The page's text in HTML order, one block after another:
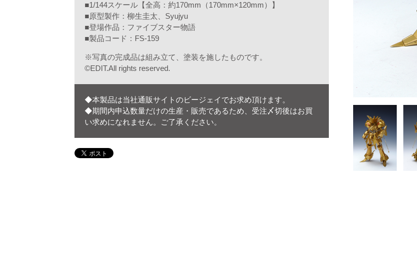
■1/144スケール【全高：約170mm（170mm×120mm）】
■原型製作：柳生圭太、Syujyu
■登場作品：ファイブスター物語
■製品コード：FS-159
※写真の完成品は組み立て、塗装を施したものです。
©EDIT.All rights reserved.
◆本製品は当社通販サイトのビージェイでお求め頂けます。
◆期間内申込数量だけの生産・販売であるため、受注〆切後はお買
い求めになれません。ご了承ください。